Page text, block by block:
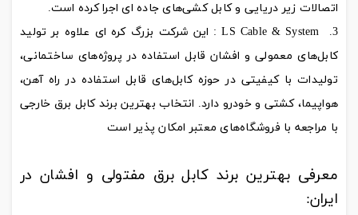
اتصالات زیر دریایی و کابل کشی‌های جاده ای اجرا کرده است.
LS Cable & System : این شرکت بزرگ کره ای علاوه بر تولید
کابل‌های معمولی و افشان قابل استفاده در پروژه‌های ساختمانی،
تولیدات با کیفیتی در حوزه کابل‌های قابل استفاده در راه آهن،
هواپیما، کشتی و خودرو دارد. انتخاب بهترین برند کابل برق خارجی
با مراجعه با فروشگاه‌های معتبر امکان پذیر است
معرفی بهترین برند کابل برق مفتولی و افشان در
ایران: